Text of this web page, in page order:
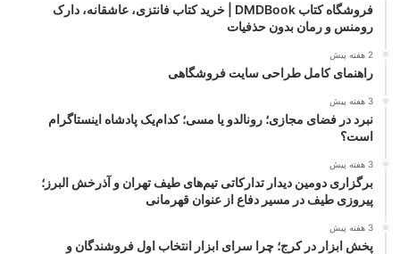
فروشگاه کتاب DMDBook | خرید کتاب فانتزی، عاشقانه، دارک
رومنس و رمان بدون حذفیات
2 هفته پیش
راهنمای کامل طراحی سایت فروشگاهی
3 هفته پیش
نبرد در فضای مجازی؛ رونالدو یا مسی؛ کدام‌یک پادشاه اینستاگرام
است؟
3 هفته پیش
برگزاری دومین دیدار تدارکاتی تیم‌های طیف تهران و آذرخش البرز؛
پیروزی طیف در مسیر دفاع از عنوان قهرمانی
3 هفته پیش
پخش ابزار در کرج؛ چرا سرای ابزار انتخاب اول فروشندگان و